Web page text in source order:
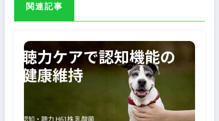
関連記事